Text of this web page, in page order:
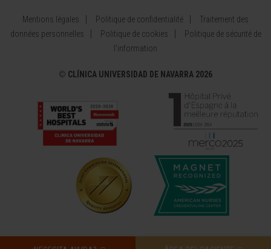
Mentions légales Politique de confidentialité
Traitement des
données personnelles
Politique de cookies
Politique de sécurité de
l’information
© CLÍNICA UNIVERSIDAD DE NAVARRA 2026